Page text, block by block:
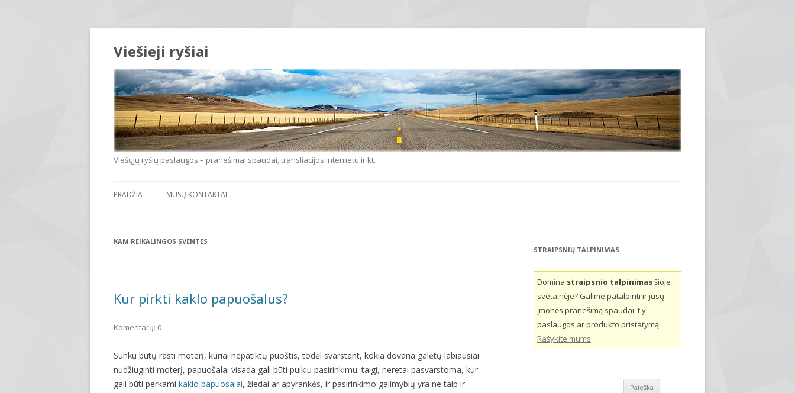
Viešieji ryšiai
Viešųjų ryšių paslaugos – pranešimai spaudai, transliacijos internetu ir kt.
PRADŽIA MŪSŲ KONTAKTAI
KAM REIKALINGOS SVENTES
Kur pirkti kaklo papuošalus?
Komentarų: 0
Sunku būtų rasti moterį, kuriai nepatiktų puoštis, todėl svarstant, kokia dovana galėtų labiausiai
nudžiuginti moterį, papuošalai visada gali būti puikiu pasirinkimu. taigi, neretai pasvarstoma, kur
gali būti perkami kaklo papuosalai, žiedai ar apyrankės, ir pasirinkimo galimybių yra ne taip ir
STRAIPSNIŲ TALPINIMAS
Domina straipsnio talpinimasšioje
svetainėje? Galime patalpinti ir jūsų
įmonės pranešimą spaudai, t.y.
paslaugos ar produkto pristatymą.
Rašykite mums